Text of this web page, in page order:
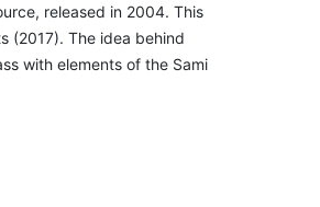
released in 2004. This
(2017). The idea behind
with elements of the Sami